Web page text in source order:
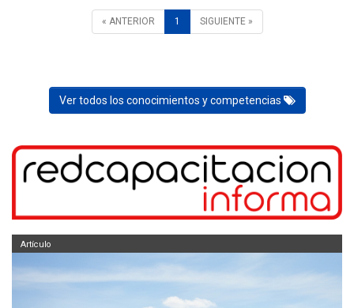
« ANTERIOR 1 SIGUIENTE »
Ver todos los conocimientos y competencias
Artículo